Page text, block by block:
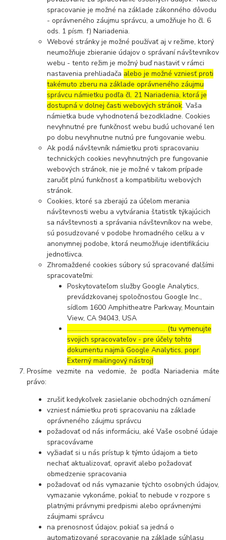
spracovanie je možné na základe zákonného dôvodu
- oprávneného záujmu správcu, a umožňuje ho čl. 6
ods. 1 písm. f) Nariadenia.
Webové stránky je možné používať aj v režime, ktorý
neumožňuje zbieranie údajov o správaní návštevníkov
webu - tento režim je možný buď nastaviť v rámci
nastavenia prehliadača alebo je možné vzniesť proti
takémuto zberu na základe oprávneného záujmu
správcu námietku podľa čl. 21 Nariadenia, ktorá je
dostupná v dolnej časti webových stránok. Vaša
námietka bude vyhodnotená bezodkladne. Cookies
nevyhnutné pre funkčnosť webu budú uchované len
po dobu nevyhnutne nutnú pre fungovanie webu.
Ak podá návštevník námietku proti spracovaniu
technických cookies nevyhnutných pre fungovanie
webových stránok, nie je možné v takom prípade
zaručiť plnú funkčnosť a kompatibilitu webových
stránok.
Cookies, ktoré sa zberajú za účelom merania
návštevnosti webu a vytvárania štatistík týkajúcich
sa návštevnosti a správania návštevníkov na webe,
sú posudzované v podobe hromadného celku a v
anonymnej podobe, ktorá neumožňuje identifikáciu
jednotlivca.
Zhromaždené cookies súbory sú spracované ďalšími
spracovateľmi:
Poskytovateľom služby Google Analytics,
prevádzkovanej spoločnosťou Google Inc.,
sídlom 1600 Amphitheatre Parkway, Mountain
View, CA 94043, USA
……………………………………………………..… (tu vymenujte
svojich spracovateľov - pre účely tohto
dokumentu najmä Google Analytics, popr.
Externý mailingový nástroj)
Prosíme vezmite na vedomie, že podľa Nariadenia máte
právo:
zrušiť kedykoľvek zasielanie obchodných oznámení
vzniesť námietku proti spracovaniu na základe
oprávneného záujmu správcu
požadovať od nás informáciu, aké Vaše osobné údaje
spracovávame
vyžiadať si u nás prístup k týmto údajom a tieto
nechať aktualizovať, opraviť alebo požadovať
obmedzenie spracovania
požadovať od nás vymazanie týchto osobných údajov,
vymazanie vykonáme, pokiaľ to nebude v rozpore s
platnými právnymi predpismi alebo oprávnenými
záujmami správcu
na prenosnosť údajov, pokiaľ sa jedná o
automatizované spracovanie na základe súhlasu